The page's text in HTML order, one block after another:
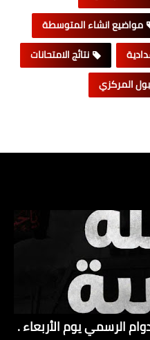
مواضيع انشاء المتوسطة
نتائج الامتحانات
المركزي
الرسمي يوم الأربعاء .